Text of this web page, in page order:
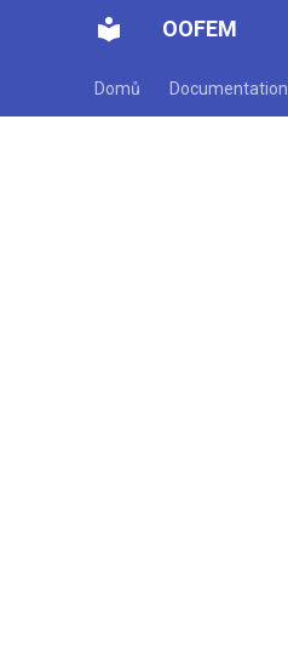
OOFEM
Domů Documentation